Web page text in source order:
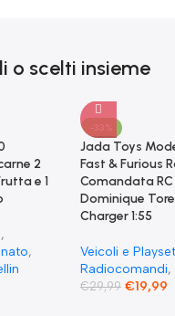
o scelti insieme
2
e 1
,
,
-33%
Jada Toys
Fast & Furious
Comandata RC
Dominique
Charger 1:55
Veicoli e Playset
Radiocomandi,
€29,99 €19,99